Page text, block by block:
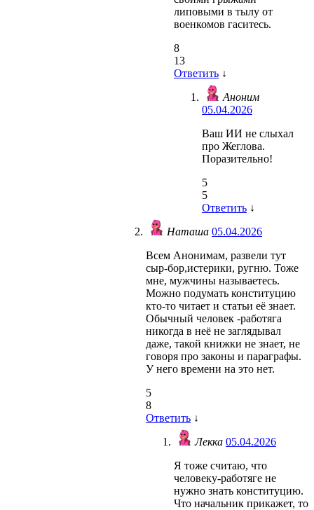
липовыми в тылу от
военкомов гаситесь.
8
13
Ответить ↓
Аноним
05.04.2026
Ваш ИИ не слыхал
про Жеглова.
Поразительно!
5
5
Ответить ↓
Наташа 05.04.2026
Всем Анонимам, развели тут
сыр-бор,истерики, ругню. Тоже
мне, мужчины называетесь.
Можно подумать конституцию
кто-то читает и статьи её знает.
Обычный человек -работяга
никогда в неё не заглядывал
даже, такой книжки не знает, не
говоря про законы и параграфы.
У него времени на это нет.
5
8
Ответить ↓
Лекка 05.04.2026
Я тоже считаю, что
человеку-работяге не
нужно знать конституцию.
Что начальник прикажет, то